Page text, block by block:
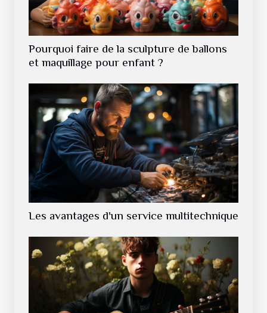
Pourquoi faire de la sculpture de ballons
et maquillage pour enfant ?
Les avantages d'un service multitechnique